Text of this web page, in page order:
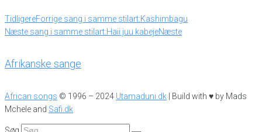
TidligereForrige sang i samme stilart:Kashimbagu
Næste sang i samme stilart:Haii juu kabejeNæste
Afrikanske sange
African songs © 1996 – 2024 Utamaduni.dk | Build with ♥ by Mads
Mchele and Safi.dk
Søg